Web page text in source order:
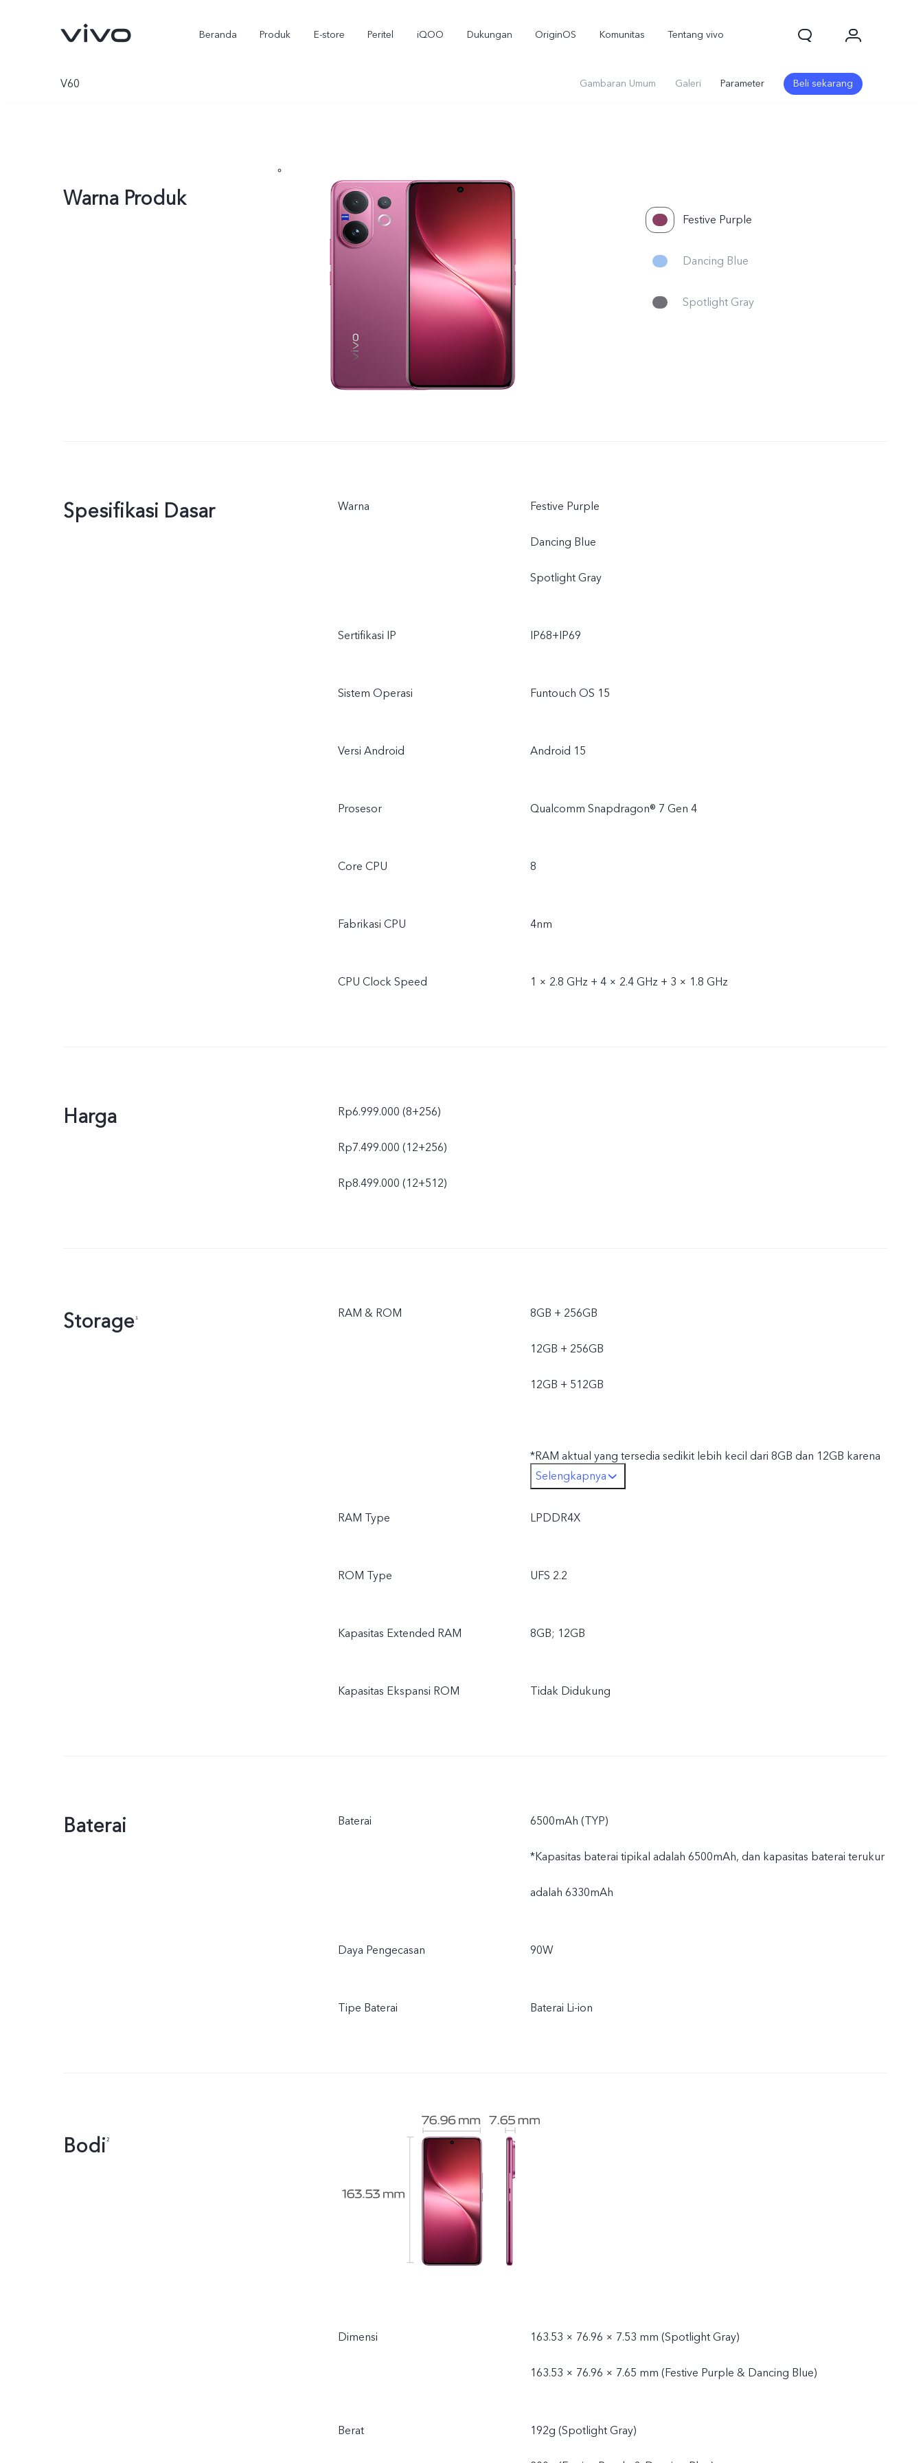
Beranda Produk E-store Peritel iQOO Dukungan OriginOS Komunitas Tentang vivo
V60 Gambaran Umum Galeri Parameter Beli sekarang
Warna Produk
Festive Purple
Dancing Blue
Spotlight Gray
Spesifikasi Dasar Warna Festive Purple
Dancing Blue
Spotlight Gray
Sertifikasi IP IP68+IP69
Sistem Operasi Funtouch OS 15
Versi Android Android 15
Prosesor Qualcomm Snapdragon® 7 Gen 4
Core CPU 8
Fabrikasi CPU 4nm
CPU Clock Speed 1 × 2.8 GHz + 4 × 2.4 GHz + 3 × 1.8 GHz
Harga Rp6.999.000 (8+256)
Rp7.499.000 (12+256)
Rp8.499.000 (12+512)
Storage₁ RAM & ROM 8GB + 256GB
12GB + 256GB
12GB + 512GB
*RAM aktual yang tersedia sedikit lebih kecil dari 8GB dan 12GB karena
penyimpanan sistem operasi dan aplikasi bawaan.
Selengkapnya
RAM Type LPDDR4X
ROM Type UFS 2.2
Kapasitas Extended RAM 8GB; 12GB
Kapasitas Ekspansi ROM Tidak Didukung
Baterai Baterai 6500mAh (TYP)
*Kapasitas baterai tipikal adalah 6500mAh, dan kapasitas baterai terukur
adalah 6330mAh
Daya Pengecasan 90W
Tipe Baterai Baterai Li-ion
Bodi²
Dimensi 163.53 × 76.96 × 7.53 mm (Spotlight Gray)
163.53 × 76.96 × 7.65 mm (Festive Purple & Dancing Blue)
Berat 192g (Spotlight Gray)